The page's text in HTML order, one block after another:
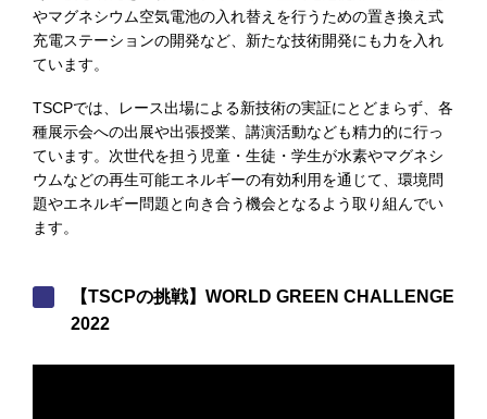
やマグネシウム空気電池の入れ替えを行うための置き換え式
充電ステーションの開発など、新たな技術開発にも力を入れ
ています。
TSCPでは、レース出場による新技術の実証にとどまらず、各
種展示会への出展や出張授業、講演活動なども精力的に行っ
ています。次世代を担う児童・生徒・学生が水素やマグネシ
ウムなどの再生可能エネルギーの有効利用を通じて、環境問
題やエネルギー問題と向き合う機会となるよう取り組んでい
ます。
【TSCPの挑戦】WORLD GREEN CHALLENGE
2022